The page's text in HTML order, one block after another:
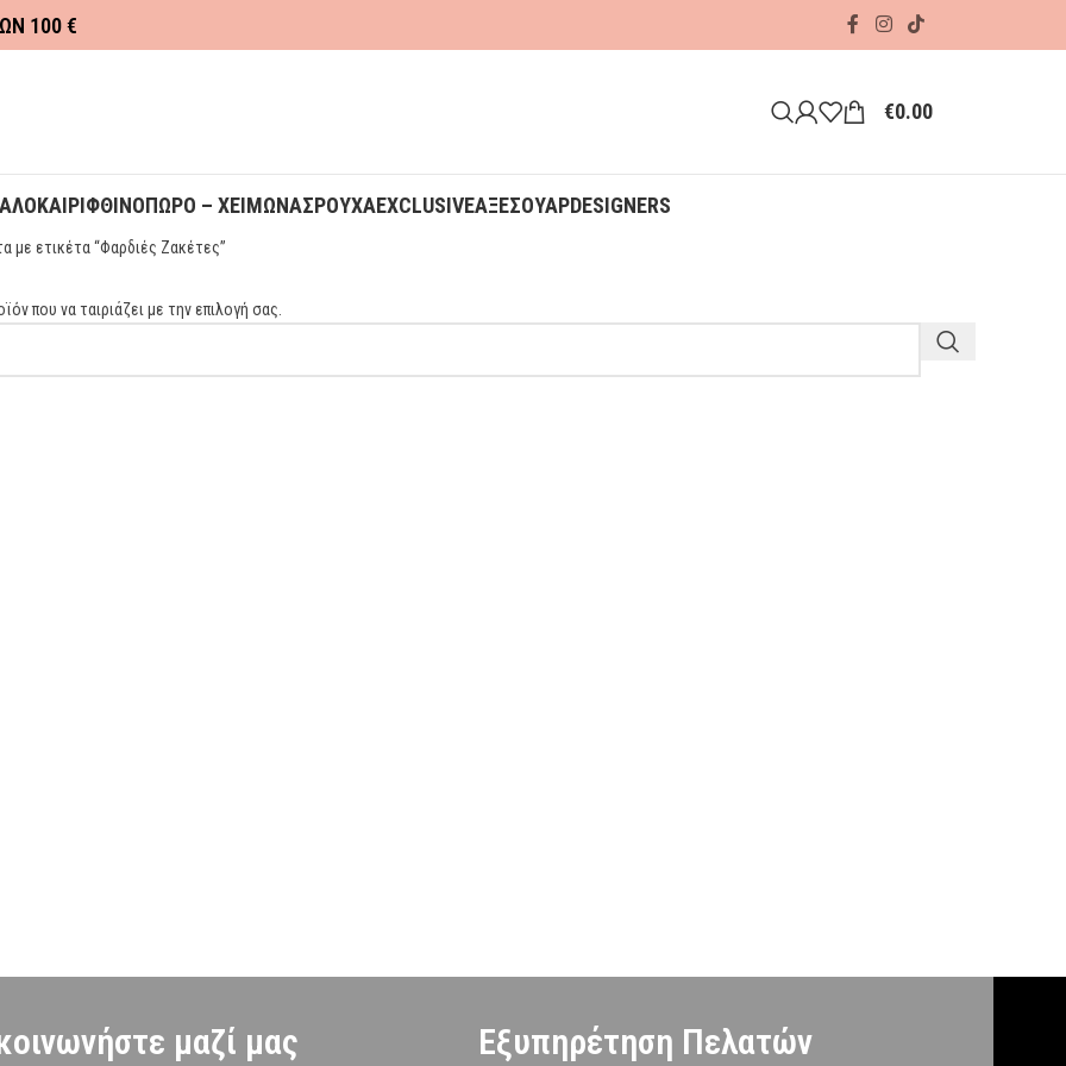
100 €
€0.00
ΦΘΙΝΟΠΩΡΟ – ΧΕΙΜΩΝΑΣΡΟΥΧΑEXCLUSIVEΑΞΕΣΟΥΑΡDESIGNERS
με ετικέτα “Φαρδιές Ζακέτες”
που να ταιριάζει με την επιλογή σας.
μαζί μας Εξυπηρέτηση Πελατών